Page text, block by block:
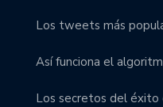
Los tweets más
Así funciona el
Los secretos del éxito